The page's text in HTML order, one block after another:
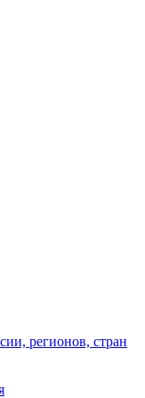
регионов, стран